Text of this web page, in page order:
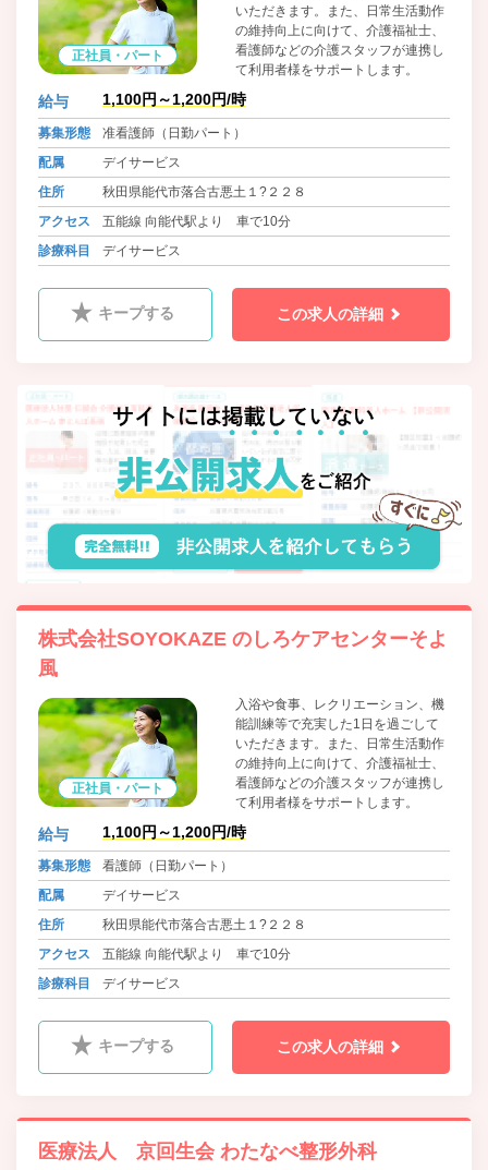
正社員・パート
いただきます。また、日常生活動作
の維持向上に向けて、介護福祉士、
看護師などの介護スタッフが連携し
て利用者様をサポートします。
給与 1,100円～1,200円/時
募集形態
准看護師（日勤パート）
配属
デイサービス
住所
秋田県能代市落合古悪土１?２２８
アクセス
五能線 向能代駅より 車で10分
診療科目
デイサービス
キープする この求人の詳細
株式会社SOYOKAZE のしろケアセンターそよ
風
正社員・パート
入浴や食事、レクリエーション、機
能訓練等で充実した1日を過ごして
いただきます。また、日常生活動作
の維持向上に向けて、介護福祉士、
看護師などの介護スタッフが連携し
て利用者様をサポートします。
給与 1,100円～1,200円/時
募集形態
看護師（日勤パート）
配属
デイサービス
住所
秋田県能代市落合古悪土１?２２８
アクセス
五能線 向能代駅より 車で10分
診療科目
デイサービス
キープする この求人の詳細
医療法人 京回生会 わたなべ整形外科